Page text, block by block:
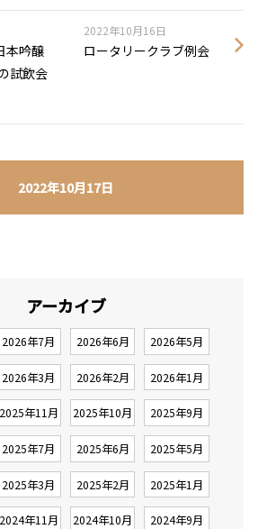
2022年10月17日
本吟醸
試飲会
2022年10月16日
ロータリークラブ例会
アーカイブ
2026年7月 2026年6月 2026年5月
2026年3月 2026年2月 2026年1月
2025年11月 2025年10月 2025年9月
2025年7月 2025年6月 2025年5月
2025年3月 2025年2月 2025年1月
2024年11月 2024年10月 2024年9月